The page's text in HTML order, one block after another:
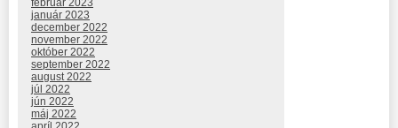
január 2023
december 2022
november 2022
október 2022
september 2022
august 2022
júl 2022
jún 2022
máj 2022